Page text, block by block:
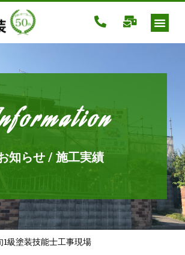
知らせ / 施工実績
級塗装技能士工事現場